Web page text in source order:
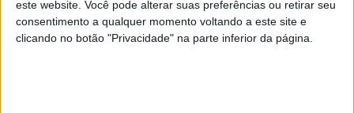
este website. Você pode alterar suas preferências ou retirar seu
consentimento a qualquer momento voltando a este site e
clicando no botão "Privacidade" na parte inferior da página.
entrevista